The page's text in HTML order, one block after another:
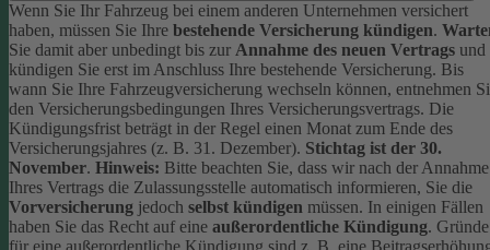
Wenn Sie Ihr Fahrzeug bei einem anderen Unternehmen versichert
haben, müssen Sie Ihre bestehende Versicherung kündigen.
Sie damit aber unbedingt bis zur Annahme des neuen Vertrags und
kündigen Sie erst im Anschluss Ihre bestehende Versicherung. Bis
wann Sie Ihre Fahrzeugversicherung wechseln können, entnehmen
den Versicherungsbedingungen Ihres Versicherungsvertrags. Die
Kündigungsfrist beträgt in der Regel einen Monat zum Ende des
Versicherungsjahres (z. B. 31. Dezember). Stichtag ist der 30.
November. Hinweis: Bitte beachten Sie, dass wir nach der Annahme
Ihres Vertrags die Zulassungsstelle automatisch informieren, Sie die
Vorversicherung jedoch selbst kündigen müssen. In einigen Fällen
haben Sie das Recht auf eine außerordentliche Kündigung. Gründe